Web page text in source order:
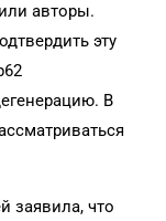
авторы.
эту
В
заявила, что